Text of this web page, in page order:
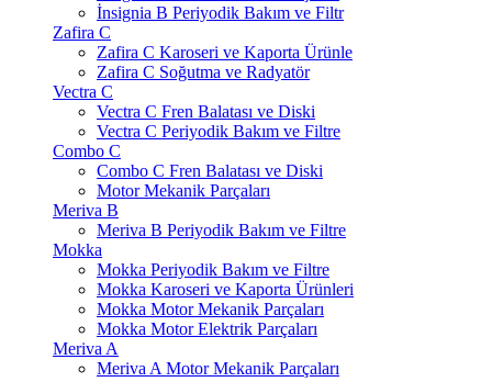
İnsignia B Periyodik Bakım ve Filtr
Zafira C
Zafira C Karoseri ve Kaporta Ürünle
Zafira C Soğutma ve Radyatör
Vectra C
Vectra C Fren Balatası ve Diski
Vectra C Periyodik Bakım ve Filtre
Combo C
Combo C Fren Balatası ve Diski
Motor Mekanik Parçaları
Meriva B
Meriva B Periyodik Bakım ve Filtre
Mokka
Mokka Periyodik Bakım ve Filtre
Mokka Karoseri ve Kaporta Ürünleri
Mokka Motor Mekanik Parçaları
Mokka Motor Elektrik Parçaları
Meriva A
Meriva A Motor Mekanik Parçaları